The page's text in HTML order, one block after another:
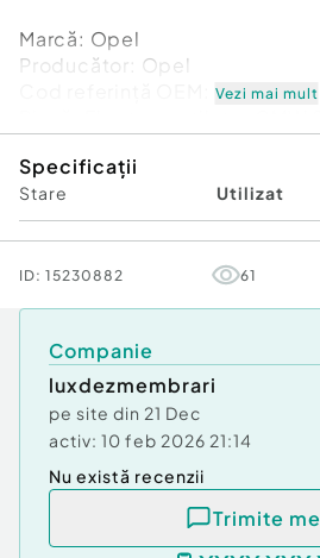
Marcă: Opel
Producător: Opel
Cod referinţă OEM: 48324636
Vezi mai mult
Specificații
Stare Utilizat
ID: 15230882 61
Companie
luxdezmembrari
pe site din 21 Dec
activ: 10 feb 2026 21:14
Nu există recenzii
Trimite